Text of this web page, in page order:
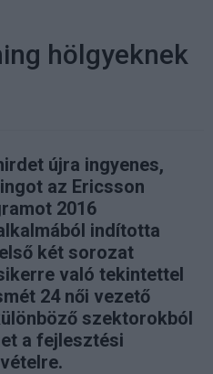
hölgyeknek
újra ingyenes,
az Ericsson
2016
indította
két sorozat
való tekintettel
24 női vezető
szektorokból
a fejlesztési